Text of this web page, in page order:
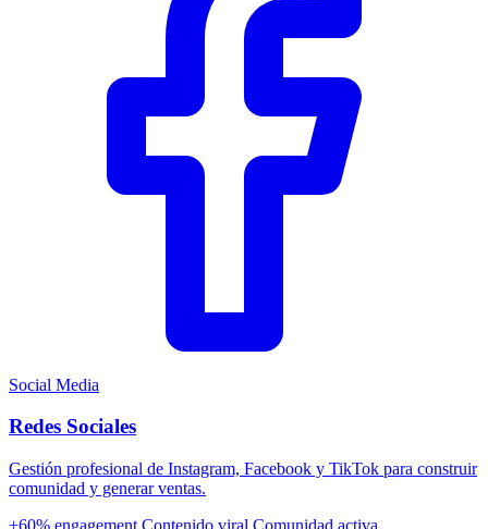
Social Media
Redes Sociales
Gestión profesional de Instagram, Facebook y TikTok para construir
comunidad y generar ventas.
+60% engagement Contenido viral Comunidad activa